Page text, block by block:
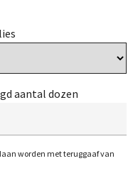
aantal dozen
worden met teruggaaf van